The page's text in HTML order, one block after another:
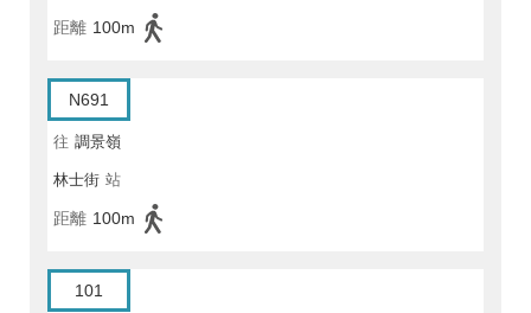
距離 100m
N691
往 調景嶺
林士街 站
距離 100m
101